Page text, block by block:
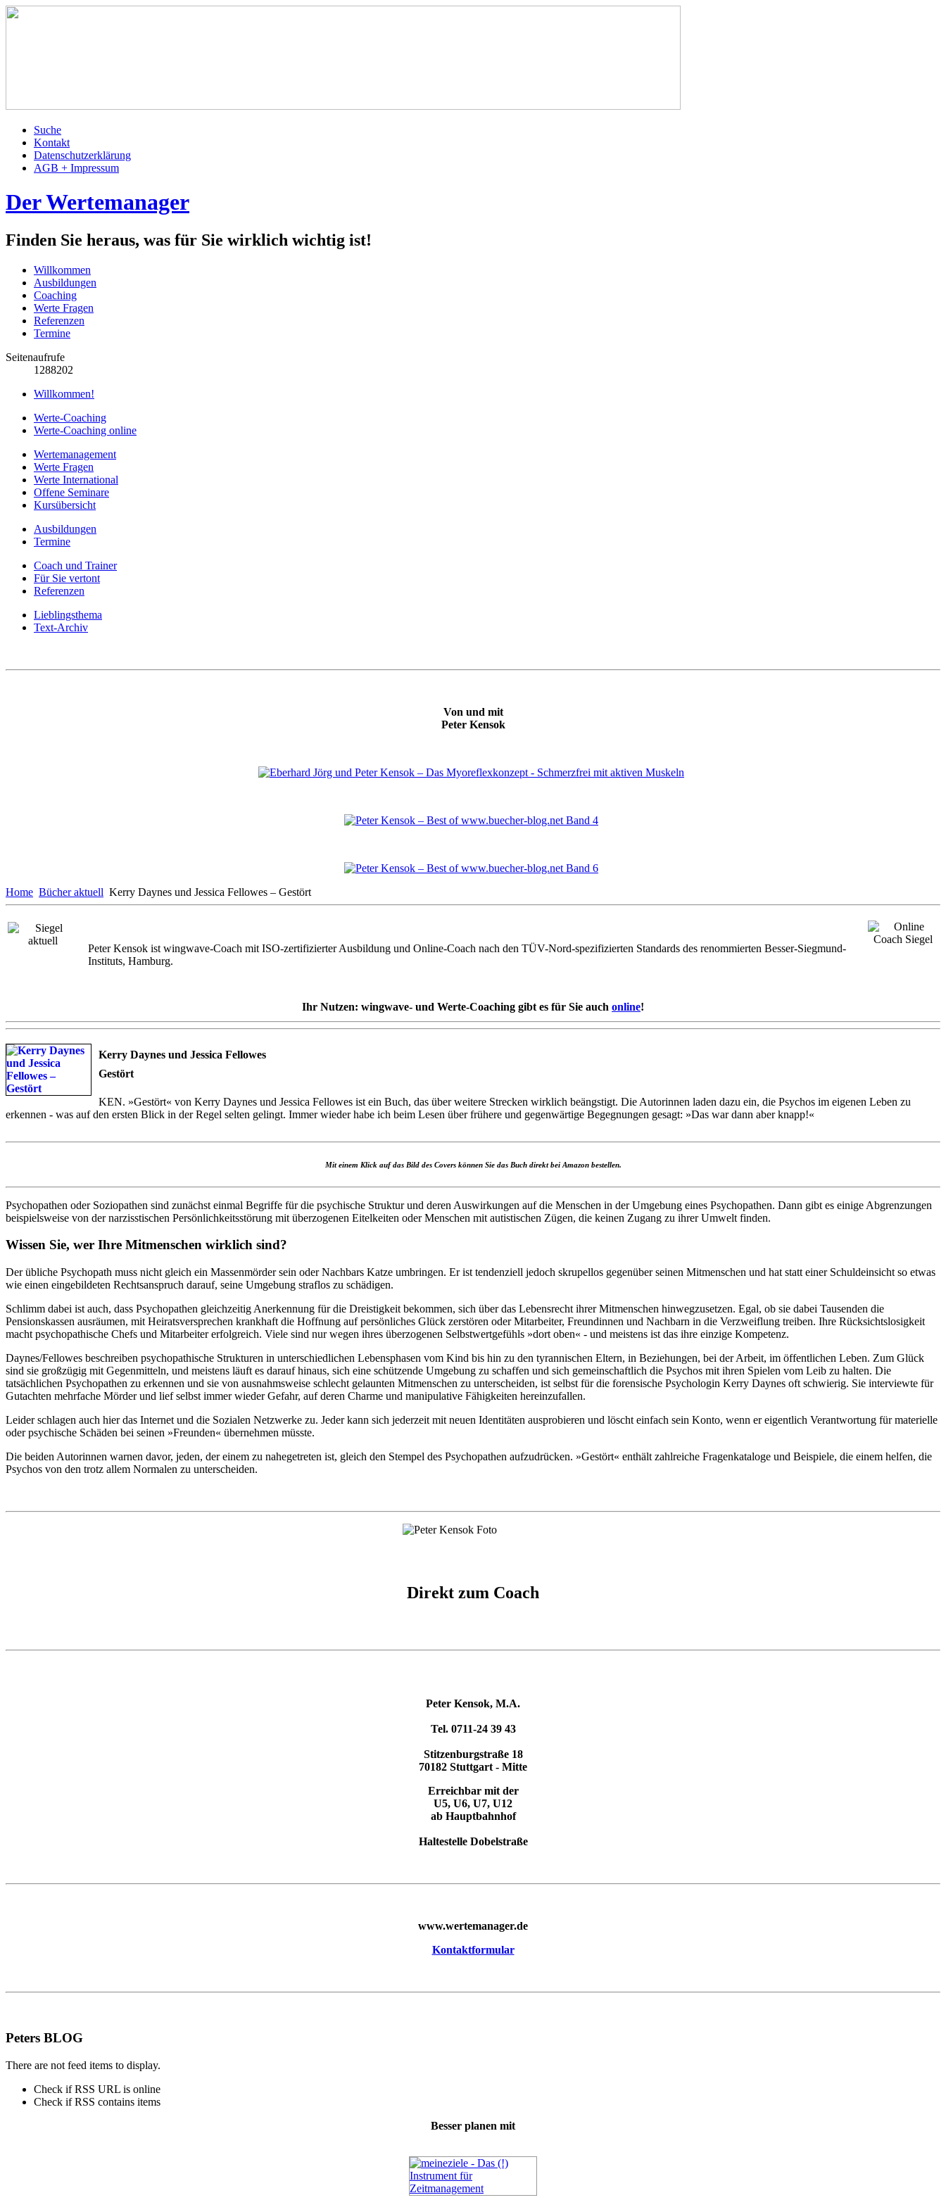
Suche
Kontakt
Datenschutzerklärung
AGB + Impressum
Der Wertemanager
Finden Sie heraus, was für Sie wirklich wichtig ist!
Willkommen
Ausbildungen
Coaching
Werte Fragen
Referenzen
Termine
Seitenaufrufe
1288202
Willkommen!
Werte-Coaching
Werte-Coaching online
Wertemanagement
Werte Fragen
Werte International
Offene Seminare
Kursübersicht
Ausbildungen
Termine
Coach und Trainer
Für Sie vertont
Referenzen
Lieblingsthema
Text-Archiv
Von und mit
Peter Kensok
Home Bücher aktuell Kerry Daynes und Jessica Fellowes – Gestört
Peter Kensok ist wingwave-Coach mit ISO-zertifizierter Ausbildung und Online-Coach nach den TÜV-Nord-spezifizierten Standards des renommierten Besser-Siegmund-
Instituts, Hamburg.
Ihr Nutzen: wingwave- und Werte-Coaching gibt es für Sie auch online!
Kerry Daynes und Jessica Fellowes
Gestört
KEN. »Gestört« von Kerry Daynes und Jessica Fellowes ist ein Buch, das über weitere Strecken wirklich beängstigt. Die Autorinnen laden dazu ein, die Psychos im eigenen Leben zu
erkennen - was auf den ersten Blick in der Regel selten gelingt. Immer wieder habe ich beim Lesen über frühere und gegenwärtige Begegnungen gesagt: »Das war dann aber knapp!«
Mit einem Klick auf das Bild des Covers können Sie das Buch direkt bei Amazon bestellen.
Psychopathen oder Soziopathen sind zunächst einmal Begriffe für die psychische Struktur und deren Auswirkungen auf die Menschen in der Umgebung eines Psychopathen. Dann gibt es einige Abgrenzungen
beispielsweise von der narzisstischen Persönlichkeitsstörung mit überzogenen Eitelkeiten oder Menschen mit autistischen Zügen, die keinen Zugang zu ihrer Umwelt finden.
Wissen Sie, wer Ihre Mitmenschen wirklich sind?
Der übliche Psychopath muss nicht gleich ein Massenmörder sein oder Nachbars Katze umbringen. Er ist tendenziell jedoch skrupellos gegenüber seinen Mitmenschen und hat statt einer Schuldeinsicht so etwas
wie einen eingebildeten Rechtsanspruch darauf, seine Umgebung straflos zu schädigen.
Schlimm dabei ist auch, dass Psychopathen gleichzeitig Anerkennung für die Dreistigkeit bekommen, sich über das Lebensrecht ihrer Mitmenschen hinwegzusetzen. Egal, ob sie dabei Tausenden die
Pensionskassen ausräumen, mit Heiratsversprechen krankhaft die Hoffnung auf persönliches Glück zerstören oder Mitarbeiter, Freundinnen und Nachbarn in die Verzweiflung treiben. Ihre Rücksichtslosigkeit
macht psychopathische Chefs und Mitarbeiter erfolgreich. Viele sind nur wegen ihres überzogenen Selbstwertgefühls »dort oben« - und meistens ist das ihre einzige Kompetenz.
Daynes/Fellowes beschreiben psychopathische Strukturen in unterschiedlichen Lebensphasen vom Kind bis hin zu den tyrannischen Eltern, in Beziehungen, bei der Arbeit, im öffentlichen Leben. Zum Glück
sind sie großzügig mit Gegenmitteln, und meistens läuft es darauf hinaus, sich eine schützende Umgebung zu schaffen und sich gemeinschaftlich die Psychos mit ihren Spielen vom Leib zu halten. Die
tatsächlichen Psychopathen zu erkennen und sie von ausnahmsweise schlecht gelaunten Mitmenschen zu unterscheiden, ist selbst für die forensische Psychologin Kerry Daynes oft schwierig. Sie interviewte für
Gutachten mehrfache Mörder und lief selbst immer wieder Gefahr, auf deren Charme und manipulative Fähigkeiten hereinzufallen.
Leider schlagen auch hier das Internet und die Sozialen Netzwerke zu. Jeder kann sich jederzeit mit neuen Identitäten ausprobieren und löscht einfach sein Konto, wenn er eigentlich Verantwortung für materielle
oder psychische Schäden bei seinen »Freunden« übernehmen müsste.
Die beiden Autorinnen warnen davor, jeden, der einem zu nahegetreten ist, gleich den Stempel des Psychopathen aufzudrücken. »Gestört« enthält zahlreiche Fragenkataloge und Beispiele, die einem helfen, die
Psychos von den trotz allem Normalen zu unterscheiden.
Direkt zum Coach
Peter Kensok, M.A.
Tel. 0711-24 39 43
Stitzenburgstraße 18
70182 Stuttgart - Mitte
Erreichbar mit der
U5, U6, U7, U12
ab Hauptbahnhof
Haltestelle Dobelstraße
www.wertemanager.de
Kontaktformular
Peters BLOG
There are not feed items to display.
Check if RSS URL is online
Check if RSS contains items
Besser planen mit